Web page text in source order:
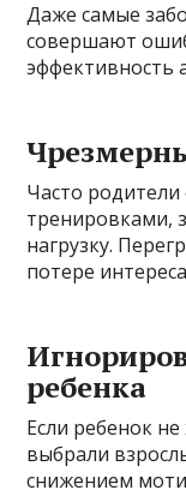
Даже самые
совершают
эффективность
Часто родители
тренировками,
нагрузку.
потере
ребенка
Если ребенок
выбрали
снижением